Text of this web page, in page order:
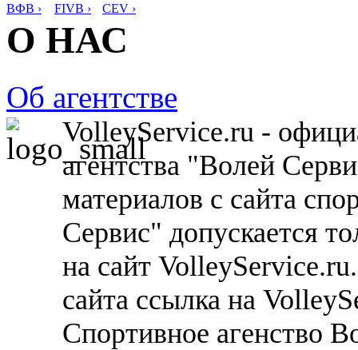
ВФВ › FIVB › CEV ›
О НАС
Об агентстве
VolleyService.ru -
агентства "Волей
материалов с сайта
Сервис" допускается
на сайт
сайта ссылка на
Спортивное агенство